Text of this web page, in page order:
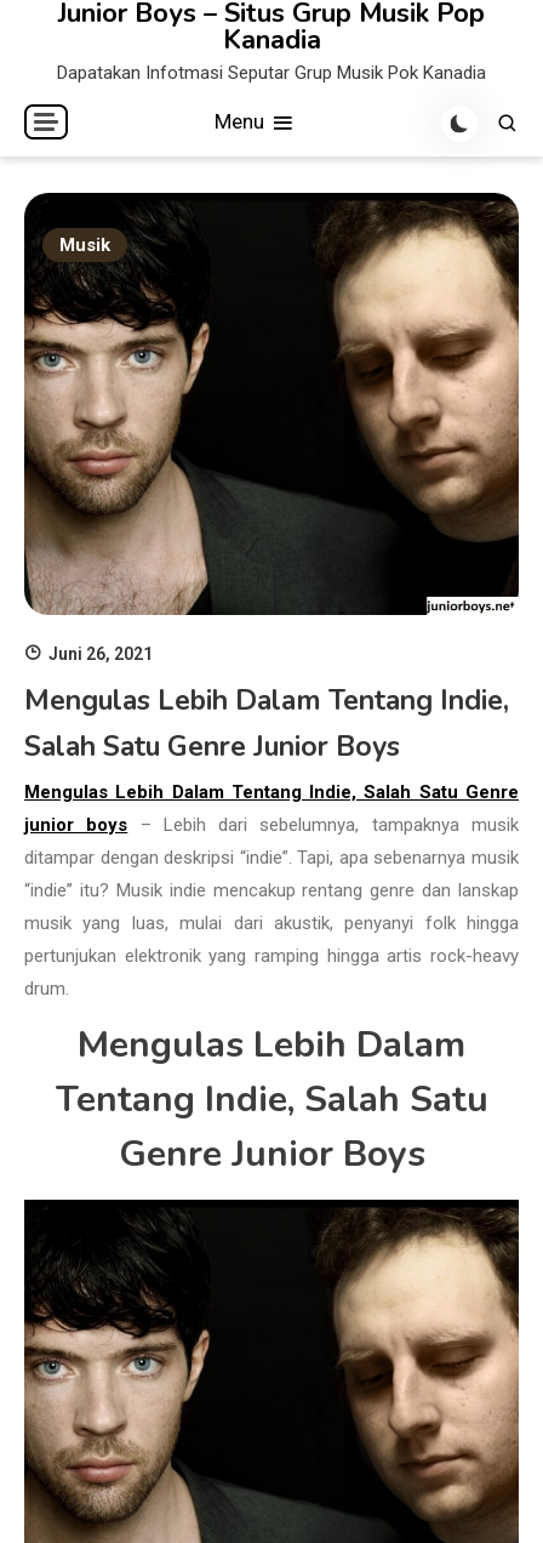
content
Junior Boys – Situs Grup Musik Pop
Kanadia
Dapatakan Infotmasi Seputar Grup Musik Pok Kanadia
Menu
Musik
Juni 26, 2021
Mengulas Lebih Dalam Tentang Indie,
Salah Satu Genre Junior Boys
Mengulas Lebih Dalam Tentang Indie, Salah Satu Genre
junior boys – Lebih dari sebelumnya, tampaknya musik
ditampar dengan deskripsi “indie”. Tapi, apa sebenarnya musik
“indie” itu? Musik indie mencakup rentang genre dan lanskap
musik yang luas, mulai dari akustik, penyanyi folk hingga
pertunjukan elektronik yang ramping hingga artis rock-heavy
drum.
Mengulas Lebih Dalam
Tentang Indie, Salah Satu
Genre Junior Boys